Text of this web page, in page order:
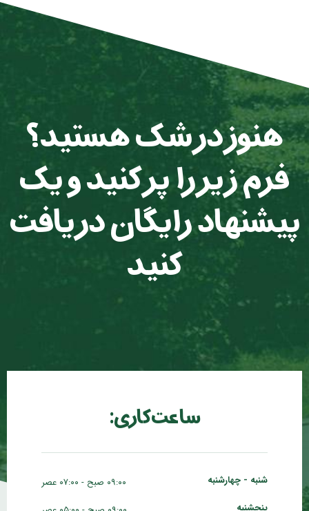
هنوز در شک هستید؟
فرم زیر را پر کنید و یک
پیشنهاد رایگان دریافت
کنید
ساعت کاری:
شنبه - چهارشنبه
۰۹:۰۰ صبح - ۰۷:۰۰ عصر